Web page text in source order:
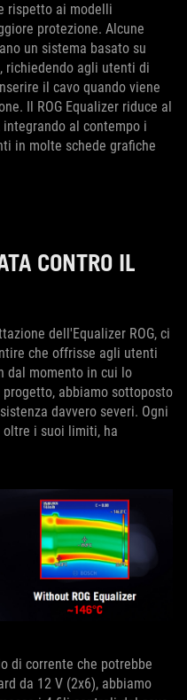
rispetto ai modelli
protezione. Alcune
un sistema basato su
richiedendo agli utenti di
il cavo quando viene
Il ROG Equalizer riduce al
al contempo i
in molte schede grafiche
CONTRO IL
dell'Equalizer ROG, ci
che offrisse agli utenti
dal momento in cui lo
abbiamo sottoposto
davvero severi. Ogni
oltre i suoi limiti, ha
di corrente che potrebbe
da 12 V (2x6), abbiamo